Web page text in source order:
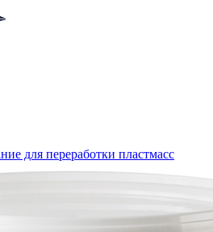
для переработки пластмасс